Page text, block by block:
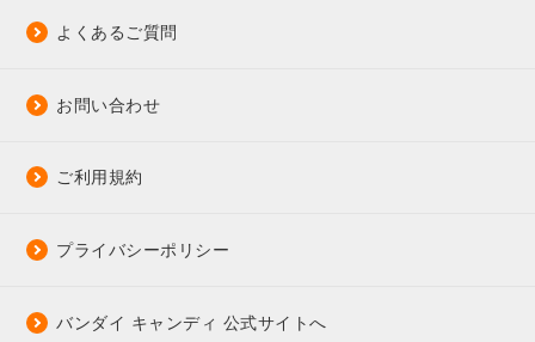
よくあるご質問
お問い合わせ
ご利用規約
プライバシーポリシー
バンダイ キャンディ 公式サイトへ